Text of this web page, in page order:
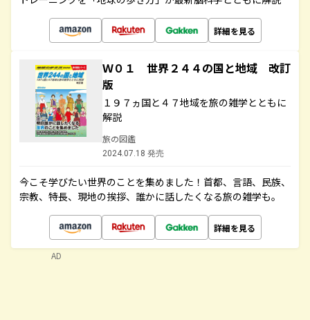
詳細を見る
Ｗ０１ 世界２４４の国と地域 改訂
版
１９７ヵ国と４７地域を旅の雑学とともに
解説
旅の図鑑
2024.07.18 発売
今こそ学びたい世界のことを集めました！首都、言語、民族、
宗教、特長、現地の挨拶、誰かに話したくなる旅の雑学も。
詳細を見る
AD